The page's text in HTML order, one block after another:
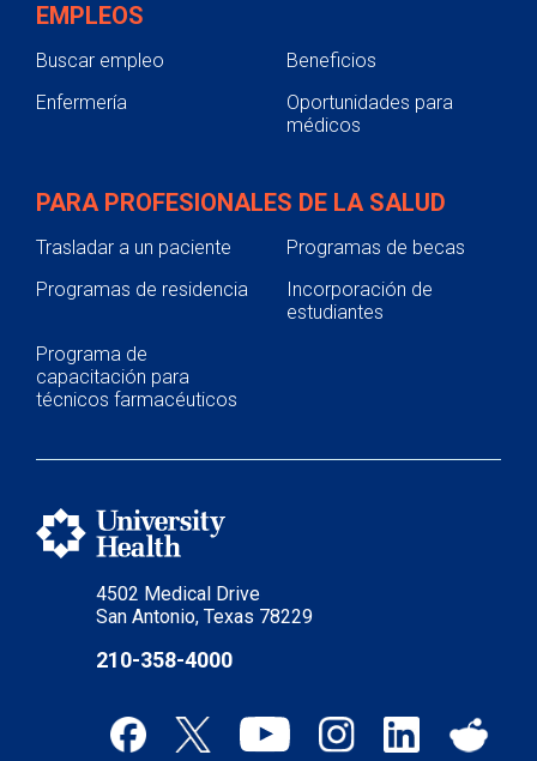
4502 Medical Drive
San Antonio, Texas 78229
210-358-4000
EMPLEOS
Buscar empleo
Beneficios
Enfermería
Oportunidades para
médicos
PARA PROFESIONALES DE LA SALUD
Trasladar a un paciente
Programas de becas
Programas de residencia
Incorporación de
estudiantes
Programa de
capacitación para
técnicos farmacéuticos